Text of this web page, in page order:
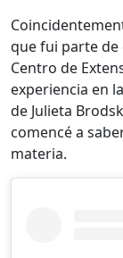
que fui parte de
Centro de
experiencia en
de Julieta
comencé a
materia.